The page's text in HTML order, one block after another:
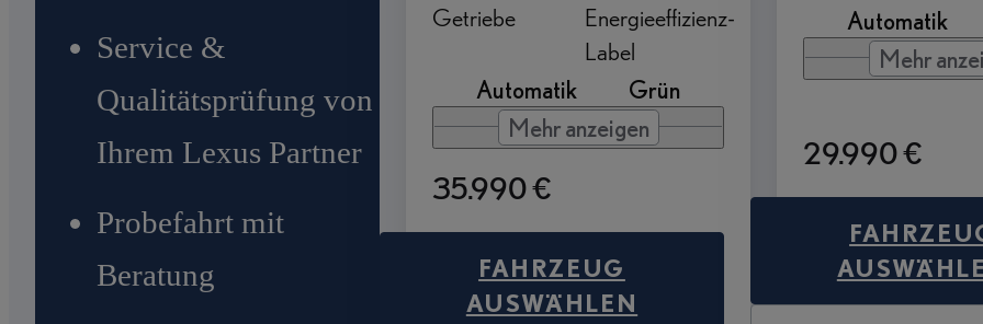
Service &
Qualitätsprüfung von
Ihrem Lexus Partner
Probefahrt mit
Beratung
Getriebe
Automatik
Energieeffizienz-
Label
Grün
Mehr anzeigen
35.990 €
FAHRZEUG
AUSWÄHLEN
Automatik
Mehr
29.990 €